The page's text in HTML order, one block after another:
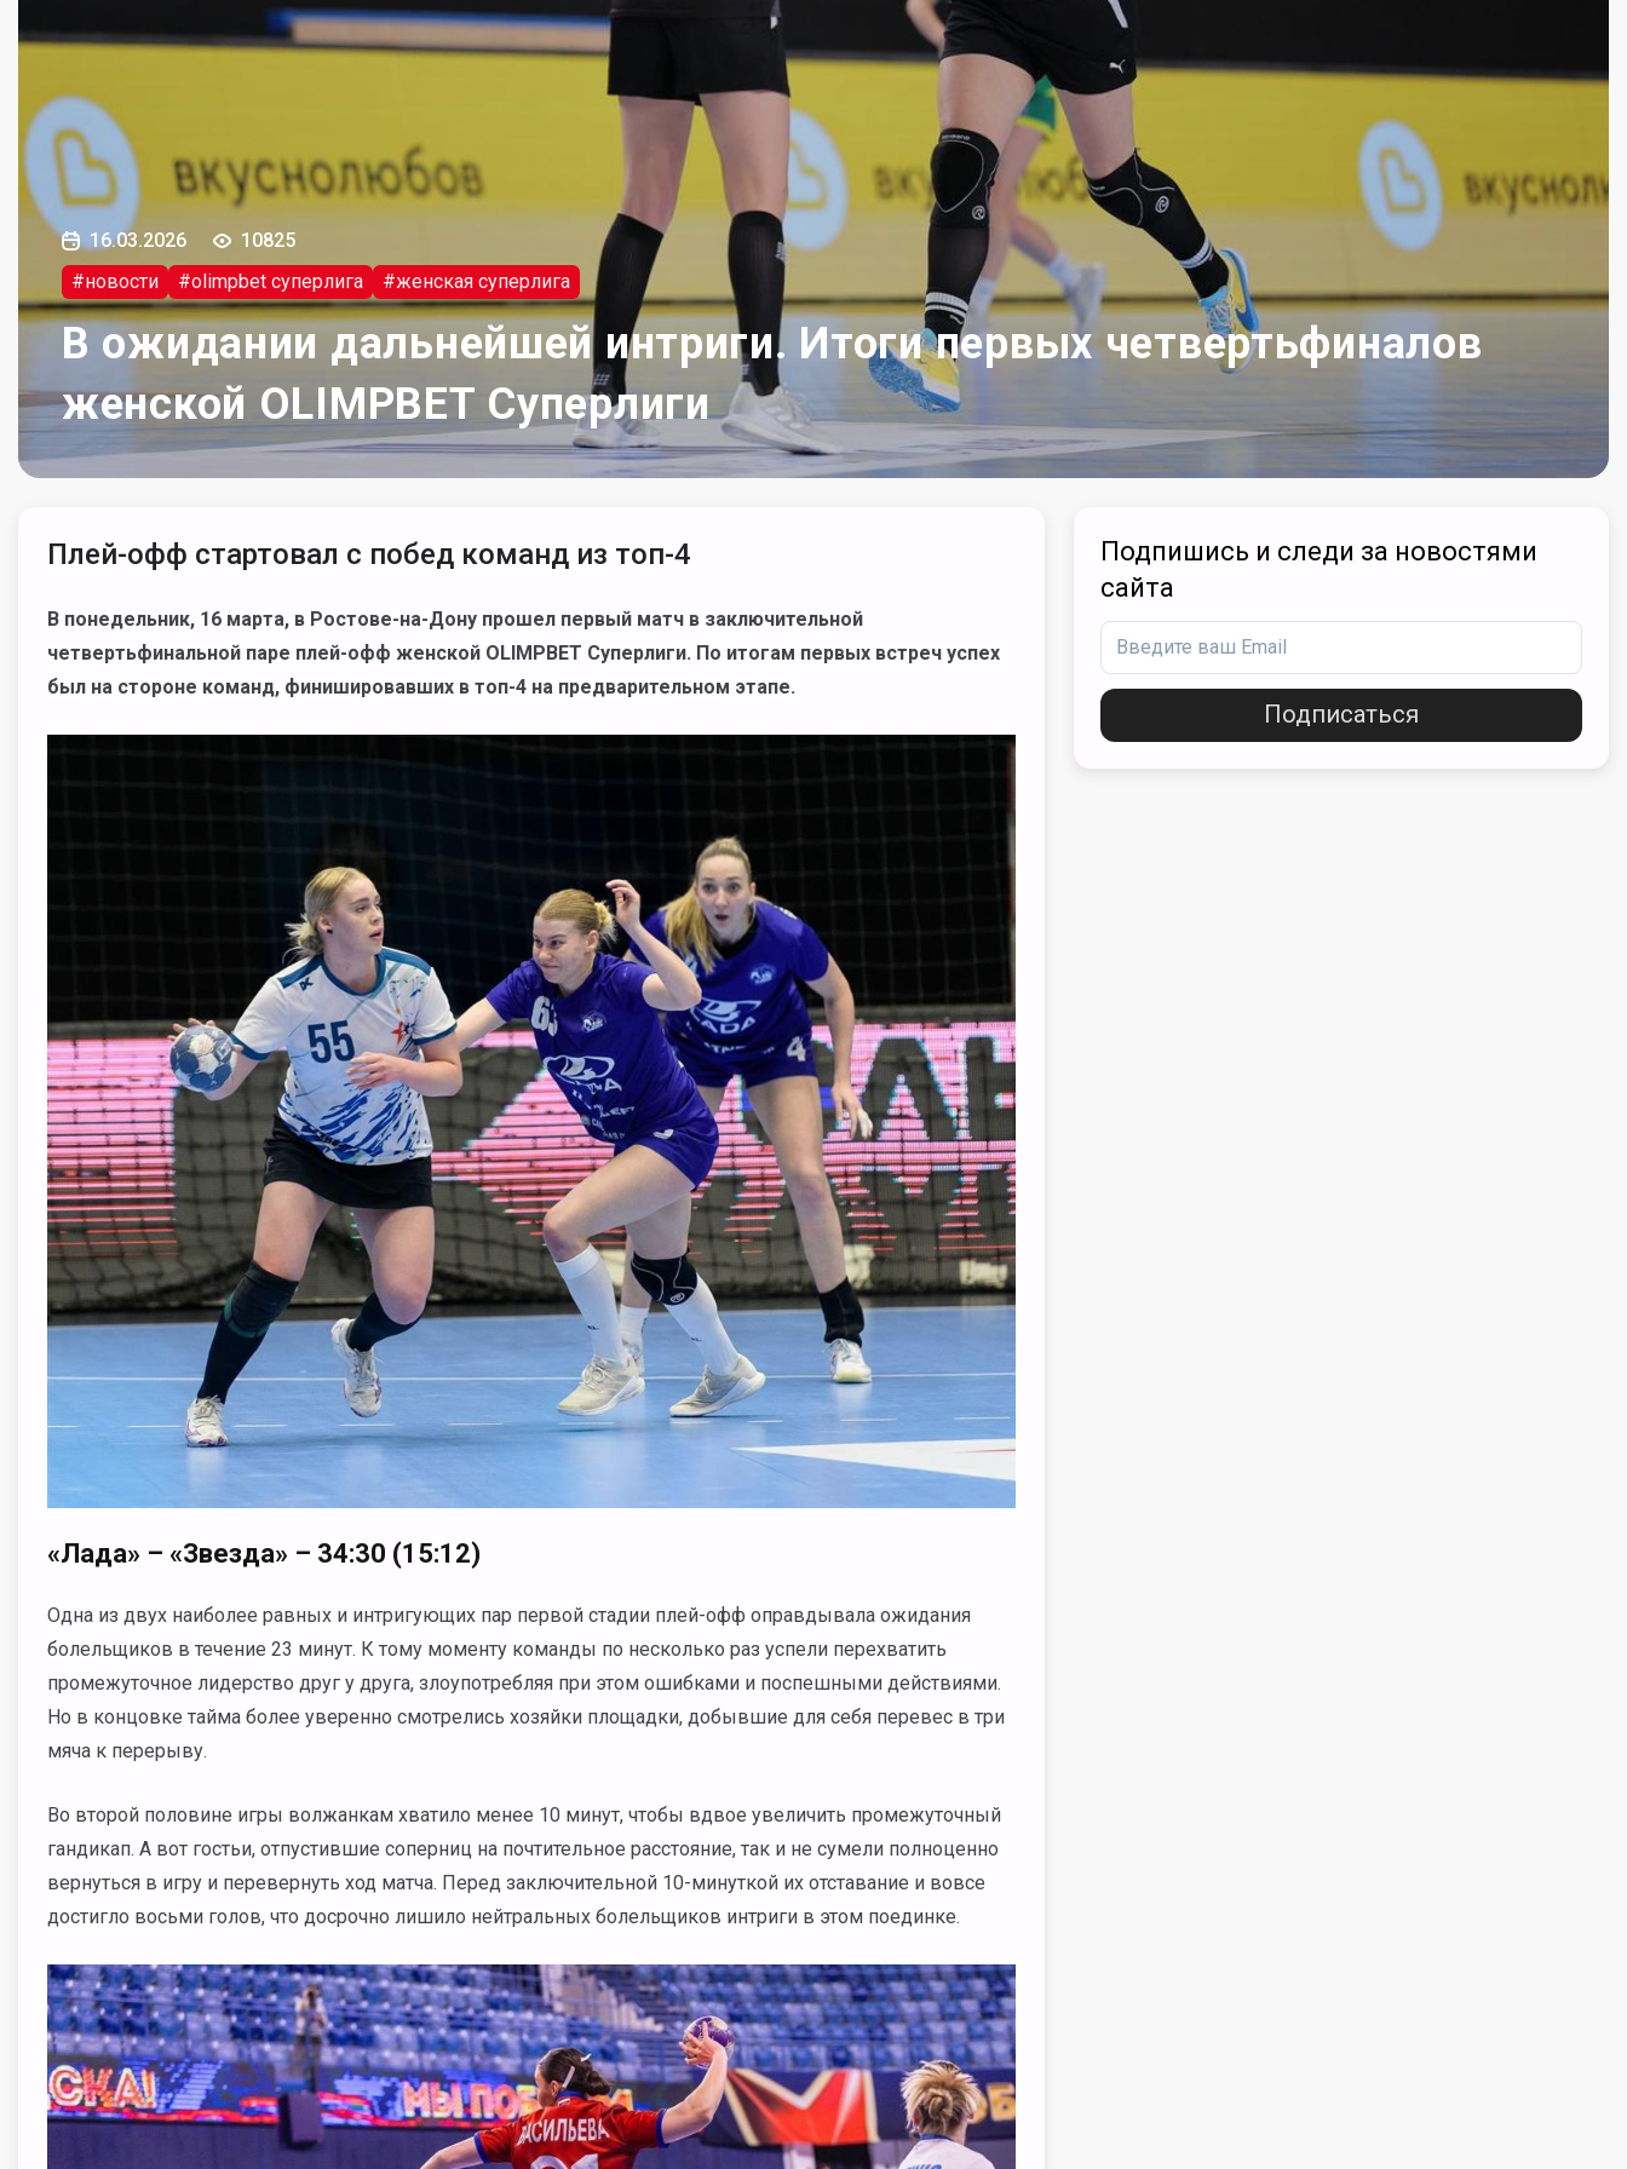
16.03.2026
10825
#новости
#olimpbet суперлига #женская суперлига
В ожидании дальнейшей интриги. Итоги первых четвертьфиналов
женской OLIMPBET Суперлиги
Плей-офф стартовал с побед команд из топ-4
В понедельник, 16 марта, в Ростове-на-Дону прошел первый матч в заключительной
четвертьфинальной паре плей-офф женской OLIMPBET Суперлиги. По итогам первых встреч успех
был на стороне команд, финишировавших в топ-4 на предварительном этапе.
«Лада» – «Звезда» – 34:30 (15:12)
Одна из двух наиболее равных и интригующих пар первой стадии плей-офф оправдывала ожидания
болельщиков в течение 23 минут. К тому моменту команды по несколько раз успели перехватить
промежуточное лидерство друг у друга, злоупотребляя при этом ошибками и поспешными действиями.
Но в концовке тайма более уверенно смотрелись хозяйки площадки, добывшие для себя перевес в три
мяча к перерыву.
Во второй половине игры волжанкам хватило менее 10 минут, чтобы вдвое увеличить промежуточный
гандикап. А вот гостьи, отпустившие соперниц на почтительное расстояние, так и не сумели полноценно
вернуться в игру и перевернуть ход матча. Перед заключительной 10-минуткой их отставание и вовсе
достигло восьми голов, что досрочно лишило нейтральных болельщиков интриги в этом поединке.
Подпишись и следи за новостями
сайта
Подписаться